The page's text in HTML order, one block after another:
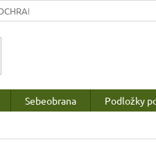
OSOBNÍCH ÚDAJŮ
Sebeobrana Podložky